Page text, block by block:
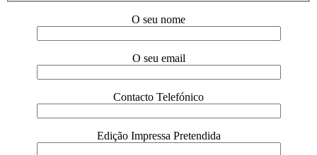
O seu nome
O seu email
Contacto Telefónico
Edição Impressa Pretendida